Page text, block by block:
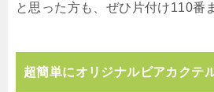
と思った方も、ぜひ片付け110番
超簡単にオリジナルビアカクテ